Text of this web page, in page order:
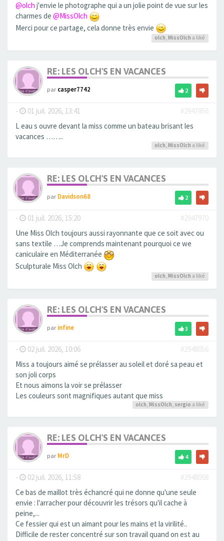
@olch j'envie le photographe qui a un jolie point de vue sur les
charmes de @MissOlch
Merci pour ce partage, cela donne très envie
olch, MissOlch a liké
RE: LES OLCH'S EN VACANCES
parcasper7742 2
- 01 juil. 2026, 13:41
#2947956
L eau s ouvre devant la miss comme un bateau brisant les
vacances ……..
olch, MissOlch a liké
RE: LES OLCH'S EN VACANCES
parDavidson68 2
- 01 juil. 2026, 15:20
#2947970
Une Miss Olch toujours aussi rayonnante que ce soit avec ou
sans textile …Je comprends maintenant pourquoi ce we
caniculaire en Méditerranée
Sculpturale Miss Olch
olch, MissOlch a liké
RE: LES OLCH'S EN VACANCES
parinfine 3
- 02 juil. 2026, 10:06
#2948056
Miss a toujours aimé se prélasser au soleil et doré sa peau et
son joli corps
Et nous aimons la voir se prélasser
Les couleurs sont magnifiques autant que miss
olch, MissOlch, sergio a liké
RE: LES OLCH'S EN VACANCES
parMrD 4
- 02 juil. 2026, 11:58
#2948068
Ce bas de maillot très échancré qui ne donne qu'une seule
envie : l'arracher pour découvrir les trésors qu'il cache à
peine,...
Ce fessier qui est un aimant pour les mains et la virilité..
Difficile de rester concentré sur son travail quand on est au